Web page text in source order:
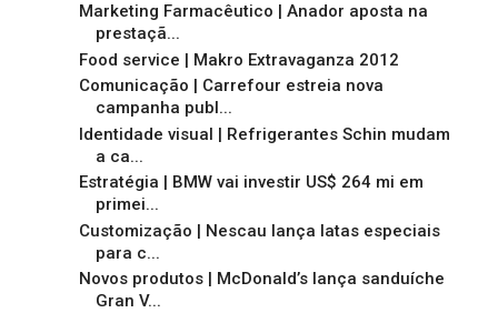
Marketing Farmacêutico | Anador aposta na
prestaçã...
Food service | Makro Extravaganza 2012
Comunicação | Carrefour estreia nova
campanha publ...
Identidade visual | Refrigerantes Schin mudam
a ca...
Estratégia | BMW vai investir US$ 264 mi em
primei...
Customização | Nescau lança latas especiais
para c...
Novos produtos | McDonald’s lança sanduíche
Gran V...